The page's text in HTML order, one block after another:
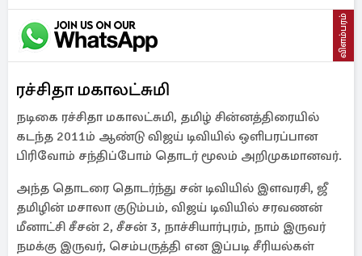
விளம்பரம்
ரச்சிதா மகாலட்சுமி
நடிகை ரச்சிதா மகாலட்சுமி, தமிழ் சின்னத்திரையில்
கடந்த 2011ம் ஆண்டு விஜய் டிவியில் ஒளிபரப்பான
பிரிவோம் சந்திப்போம் தொடர் மூலம் அறிமுகமானவர்.
அந்த தொடரை தொடர்ந்து சன் டிவியில் இளவரசி, ஜீ
தமிழின் மசாலா குடும்பம், விஜய் டிவியில் சரவணன்
மீனாட்சி சீசன் 2, சீசன் 3, நாச்சியார்புரம், நாம் இருவர்
நமக்கு இருவர், செம்பருத்தி என இப்படி சீரியல்கள்